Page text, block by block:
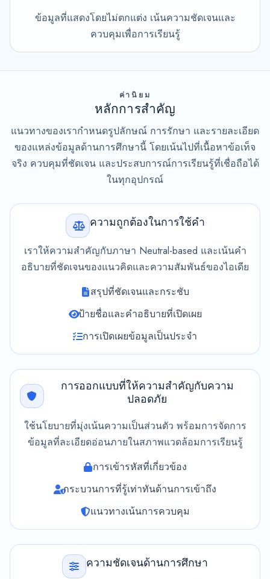
ข้อมูลที่แสดงโดยไม่ตกแต่ง เน้นความชัดเจนและ
ควบคุมเพื่อการเรียนรู้
ค่านิยม
หลักการสำคัญ
แนวทางของเรากำหนดรูปลักษณ์ การรักษา และรายละเอียด
ของแหล่งข้อมูลด้านการศึกษานี้ โดยเน้นไปที่เนื้อหาข้อเท็จ
จริง ควบคุมที่ชัดเจน และประสบการณ์การเรียนรู้ที่เชื่อถือได้
ในทุกอุปกรณ์
ความถูกต้องในการใช้คำ
เราให้ความสำคัญกับภาษา Neutral-based และเน้นคำ
อธิบายที่ชัดเจนของแนวคิดและความสัมพันธ์ของไอเดีย
สรุปที่ชัดเจนและกระชับ
ป้ายชื่อและคำอธิบายที่เปิดเผย
การเปิดเผยข้อมูลเป็นประจำ
การออกแบบที่ให้ความสำคัญกับความ
ปลอดภัย
ใช้นโยบายที่มุ่งเน้นความเป็นส่วนตัว พร้อมการจัดการ
ข้อมูลที่ละเอียดอ่อนภายในสภาพแวดล้อมการเรียนรู้
การเข้ารหัสที่เกี่ยวข้อง
กระบวนการที่รู้เท่าทันด้านการเข้าถึง
แนวทางเน้นการควบคุม
ความชัดเจนด้านการศึกษา